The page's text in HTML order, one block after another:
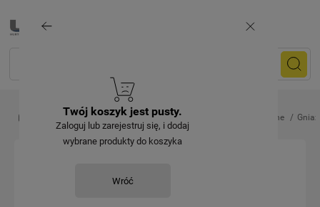
Twój koszyk jest pusty.
Zaloguj lub zarejestruj się, i dodaj
wybrane produkty do koszyka
Wróć
Gniazdka i wyłączniki Gniazda elektryczne Hermetyczne